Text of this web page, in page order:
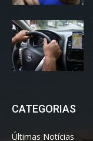
CATEGORIAS
Últimas Notícias